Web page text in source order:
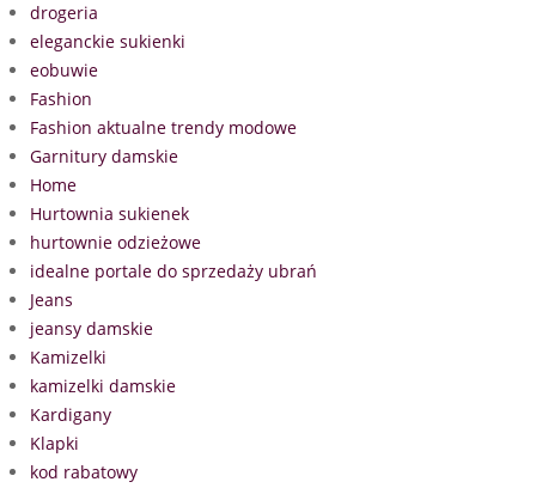
drogeria
eleganckie sukienki
eobuwie
Fashion
Fashion aktualne trendy modowe
Garnitury damskie
Home
Hurtownia sukienek
hurtownie odzieżowe
idealne portale do sprzedaży ubrań
Jeans
jeansy damskie
Kamizelki
kamizelki damskie
Kardigany
Klapki
kod rabatowy